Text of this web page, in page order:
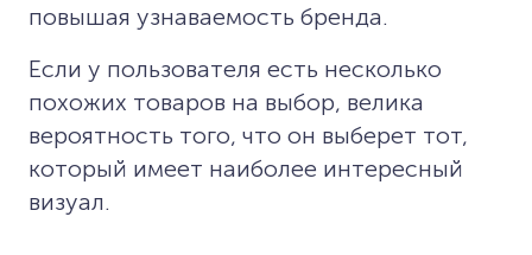
повышая узнаваемость бренда.
Если у пользователя есть несколько
похожих товаров на выбор, велика
вероятность того, что он выберет тот,
который имеет наиболее интересный
визуал.